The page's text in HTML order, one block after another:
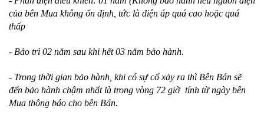
của bên Mua không ổn định, tức là điện áp quá cao hoặc quá
thấp
- Bảo trì 02 năm sau khi hết 03 năm bảo hành.
- Trong thời gian bảo hành, khi có sự cố xảy ra thì Bên Bán sẽ
đến bảo hành chậm nhất là trong vòng 72 giờ tính từ ngày bên
Mua thông báo cho bên Bán.